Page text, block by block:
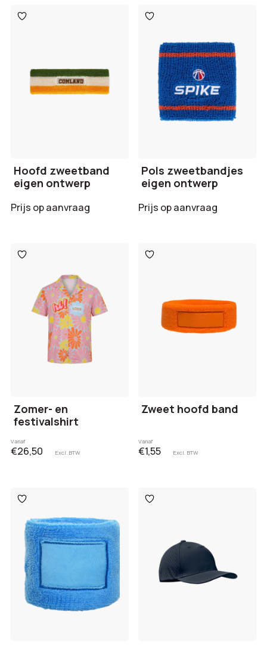
Toevoegen
aan
Hoofd zweetband
eigen ontwerp
Prijs op aanvraag
Toevoegen
aan
Pols zweetbandjes
eigen ontwerp
Prijs op aanvraag
Toevoegen
aan
Zomer- en
festivalshirt
Vanaf
€26,50 Excl. BTW
Toevoegen
aan
Zweet hoofd band
Vanaf
€1,55 Excl. BTW
Toevoegen
aan
Toevoegen
aan